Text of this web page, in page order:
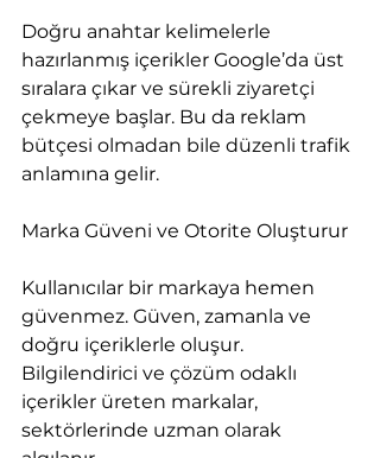
Doğru anahtar kelimelerle
hazırlanmış içerikler Google’da üst
sıralara çıkar ve sürekli ziyaretçi
çekmeye başlar. Bu da reklam
bütçesi olmadan bile düzenli trafik
anlamına gelir.
Marka Güveni ve Otorite Oluşturur
Kullanıcılar bir markaya hemen
güvenmez. Güven, zamanla ve
doğru içeriklerle oluşur.
Bilgilendirici ve çözüm odaklı
içerikler üreten markalar,
sektörlerinde uzman olarak